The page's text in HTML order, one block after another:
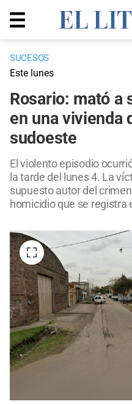
SUCESOS
Este lunes
Rosario: mató a
en una vivienda
sudoeste
El violento episodio
la tarde del lunes 4. La
supuesto autor del
homicidio que se registra